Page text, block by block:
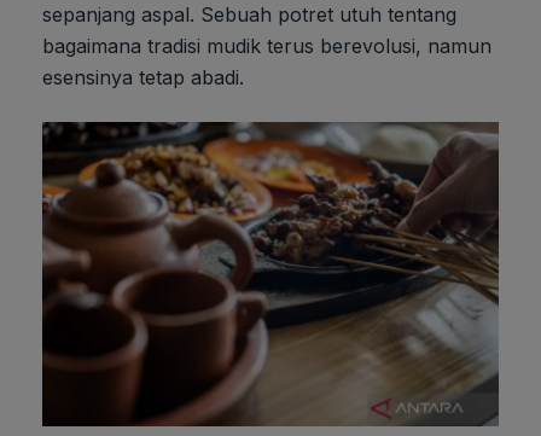
sepanjang aspal. Sebuah potret utuh tentang
bagaimana tradisi mudik terus berevolusi, namun
esensinya tetap abadi.